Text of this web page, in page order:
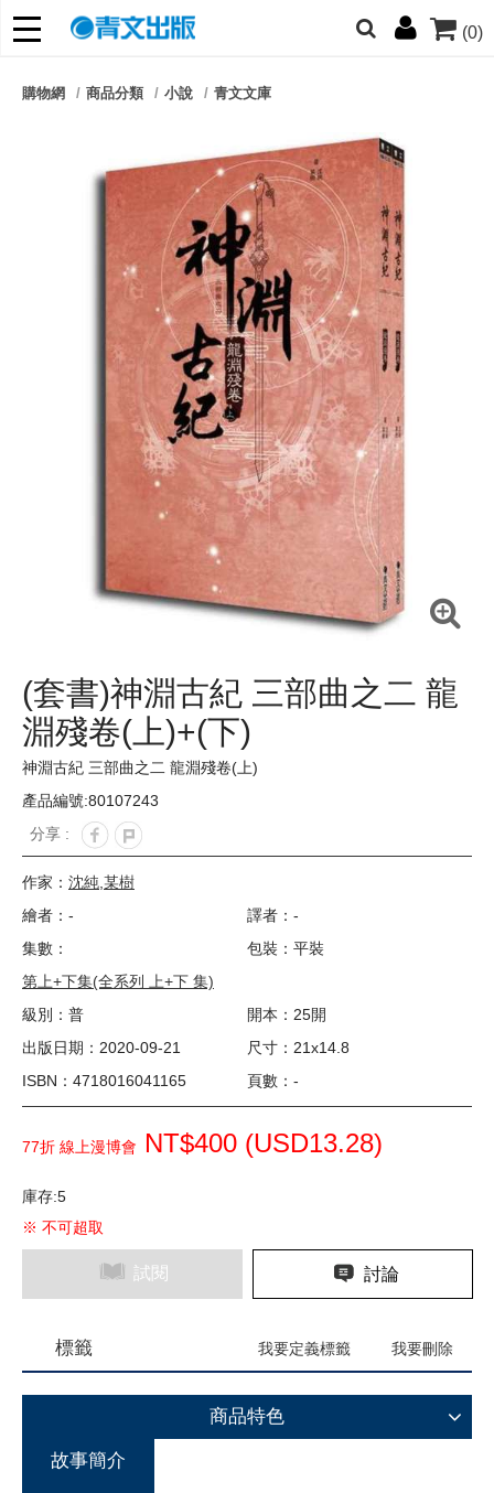
(0)
朋友們，提高警覺！
購物網 商品分類 小說 青文文庫
(套書)神淵古紀 三部曲之二 龍
淵殘卷(上)+(下)
神淵古紀 三部曲之二 龍淵殘卷(上)
產品編號:80107243
分享 :
作家： 沈純,某樹
繪者：-
譯者：-
集數：
第上+下集(全系列 上+下 集)
包裝：平裝
級別：普
開本：25開
出版日期：2020-09-21
尺寸：21x14.8
ISBN：4718016041165
頁數：-
77折 線上漫博會 NT$400 (USD13.28)
庫存:5
※ 不可超取
試閱 討論
標籤 我要定義標籤 我要刪除
商品特色
故事簡介